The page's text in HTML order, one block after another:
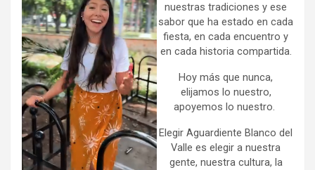
nuestras tradiciones y ese
sabor que ha estado en cada
fiesta, en cada encuentro y
en cada historia compartida.
Hoy más que nunca,
elijamos lo nuestro,
apoyemos lo nuestro.
Elegir Aguardiente Blanco del
Valle es elegir a nuestra
gente, nuestra cultura, la